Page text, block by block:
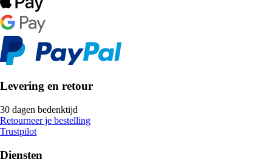
Levering en retour
30 dagen bedenktijd
Retourneer je bestelling
Trustpilot
Diensten